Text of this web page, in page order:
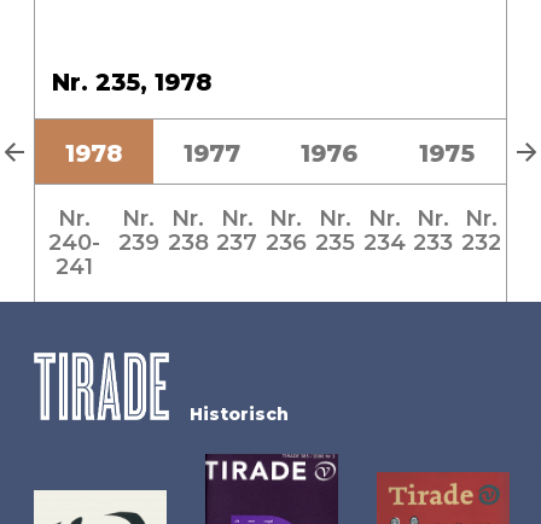
Nr. 235, 1978
1978 1977 1976 1975
Nr.
240-
241
Nr.
239
Nr.
238
Nr.
237
Nr.
236
Nr.
235
Nr.
234
Nr.
233
Nr.
232
Historisch